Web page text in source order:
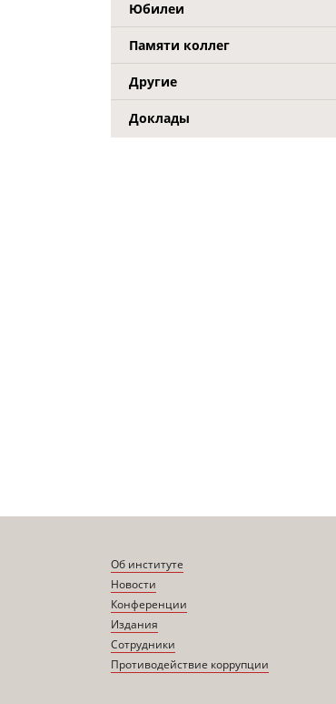
Юбилеи
Памяти коллег
Другие
Доклады
Об институте
Новости
Конференции
Издания
Сотрудники
Противодействие коррупции